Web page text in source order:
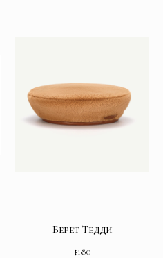
Берет Тедди
$180